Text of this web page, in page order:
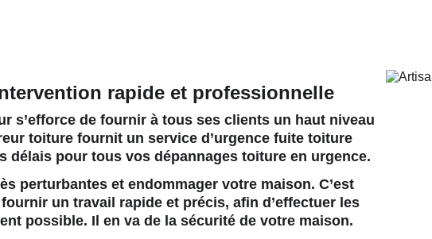
rapide et professionnelle
s’efforce de fournir à tous ses clients un haut niveau
toiture fournit un service d’urgence fuite toiture
délais pour tous vos dépannages toiture en urgence.
perturbantes et endommager votre maison. C’est
un travail rapide et précis, afin d’effectuer les
possible. Il en va de la sécurité de votre maison.